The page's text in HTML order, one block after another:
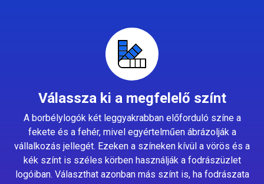
Válassza ki a megfelelő színt
A borbélylogók két leggyakrabban előforduló színe a
fekete és a fehér, mivel egyértelműen ábrázolják a
vállalkozás jellegét. Ezeken a színeken kívül a vörös és a
kék színt is széles körben használják a fodrászüzlet
logóiban. Választhat azonban más színt is, ha fodrászata